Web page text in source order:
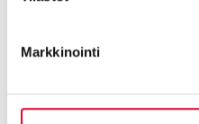
Markkinointi